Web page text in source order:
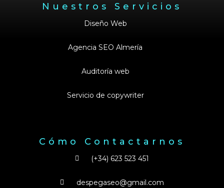
Nuestros Servicios
Diseño Web
Agencia SEO Almería
Auditoría web
Servicio de copywriter
Cómo Contactarnos
(+34) 623 523 451
despegaseo@gmail.com